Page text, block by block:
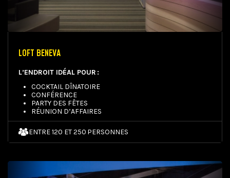
LOFT BENEVA
L’ENDROIT IDÉAL POUR :
COCKTAIL DÎNATOIRE
CONFÉRENCE
PARTY DES FÊTES
RÉUNION D’AFFAIRES
ENTRE 120 ET 250 PERSONNES